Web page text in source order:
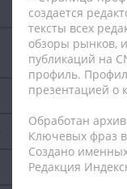
создается
тексты всех
обзоры рынков,
публикаций на
профиль.
презентацией о
Обработан
Ключевых фраз
Создано
Редакция